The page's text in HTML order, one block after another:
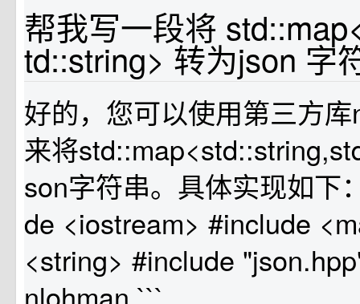
帮我写一段将
td::string> 转为json 字
好的，您可以使用第三方
来将
son字符串。具体实现如下
de <iostream> #include
<string> #include